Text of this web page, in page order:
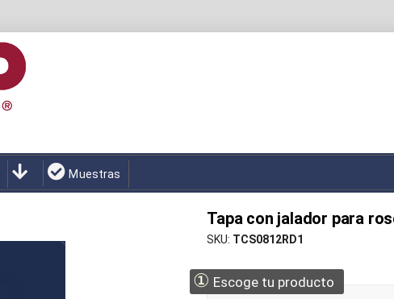
Muestras
Tapa con jalador para
SKU TCS0812RD1
① Escoge tu producto